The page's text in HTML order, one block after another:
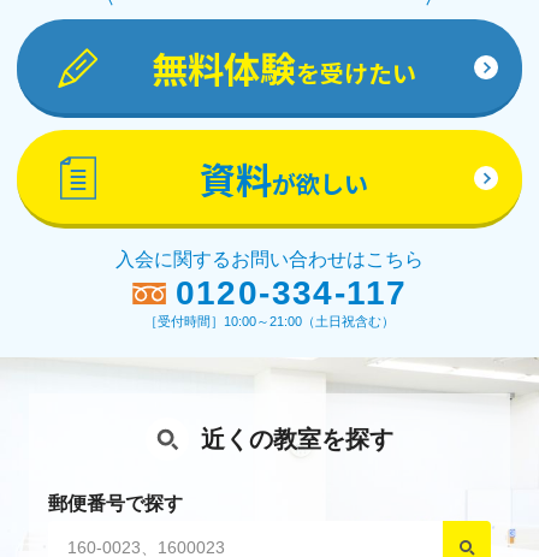
無料体験を受けたい
資料が欲しい
入会に関するお問い合わせはこちら
0120-334-117
［受付時間］10:00～21:00（土日祝含む）
近くの教室を探す
郵便番号で探す